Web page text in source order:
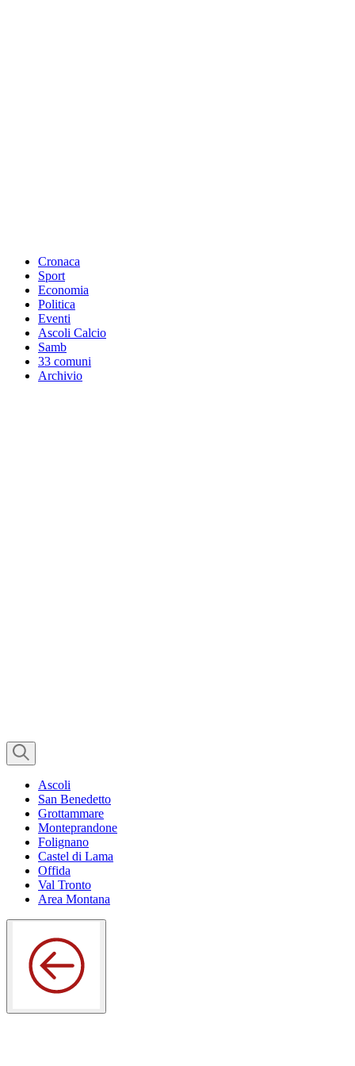
Cronaca
Sport
Economia
Politica
Eventi
Ascoli Calcio
Samb
33 comuni
Archivio
Ascoli
San Benedetto
Grottammare
Monteprandone
Folignano
Castel di Lama
Offida
Val Tronto
Area Montana